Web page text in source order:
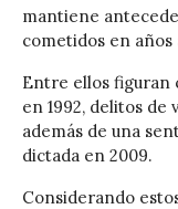
mantiene
cometidos en
Entre ellos figuran
en 1992, delitos de
además de una
dictada en 2009.
Considerando